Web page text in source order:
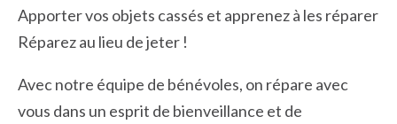
Apporter vos objets cassés et apprenez à les réparer
Réparez au lieu de jeter !
Avec notre équipe de bénévoles, on répare avec
vous dans un esprit de bienveillance et de